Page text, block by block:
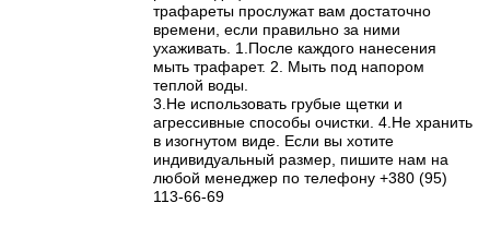
трафареты прослужат вам достаточно
времени, если правильно за ними
ухаживать. 1.После каждого нанесения
мыть трафарет. 2. Мыть под напором
теплой воды.
3.Не использовать грубые щетки и
агрессивные способы очистки. 4.Не хранить
в изогнутом виде. Если вы хотите
индивидуальный размер, пишите нам на
любой менеджер по телефону +380 (95)
113-66-69